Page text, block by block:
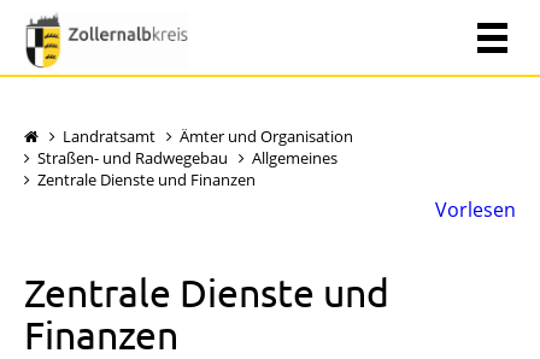
Landratsamt
Ämter und Organisation
Straßen- und Radwegebau
Allgemeines
Zentrale Dienste und Finanzen
Vorlesen
Zentrale Dienste und
Finanzen